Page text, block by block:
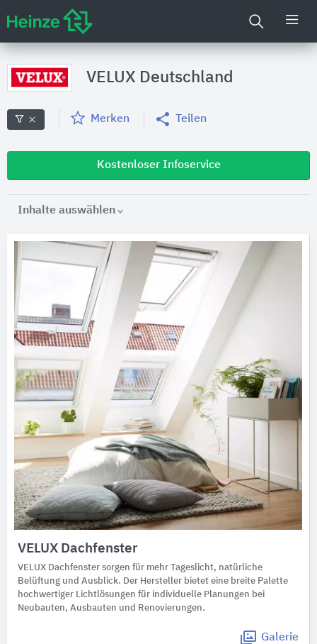
VELUX Deutschland
Merken Teilen
Kostenloser Infoservice
Inhalte auswählen
VELUX Dachfenster
VELUX Dachfenster sorgen für mehr Tageslicht, natürliche
Belüftung und Ausblick. Der Hersteller bietet eine breite Palette
hochwertiger Lichtlösungen für individuelle Planungen bei
Neubauten, Ausbauten und Renovierungen.
Galerie